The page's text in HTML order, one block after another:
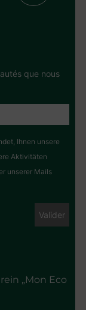
que nous
Ihnen unsere
Aktivitäten
unserer Mails
„Mon Eco